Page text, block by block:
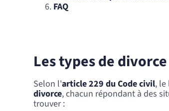
FAQ
Les types de divorce
Selon l'article 229 du Code civil,
divorce, chacun répondant à des
trouver :